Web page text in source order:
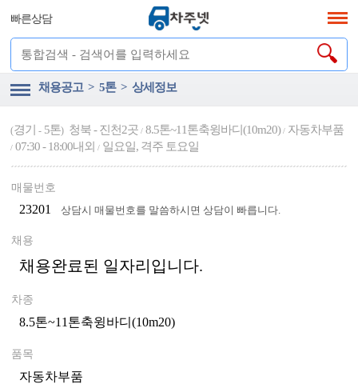
빠른상담
채용공고 > 5톤 > 상세정보
(경기 - 5톤) 청북 - 진천2곳/ 8.5톤~11톤축윙바디(10m20)/ 자동차부품
/ 07:30 - 18:00내외/ 일요일, 격주 토요일
매물번호
23201 상담시 매물번호를 말씀하시면 상담이 빠릅니다.
채용
채용완료된 일자리입니다.
차종
8.5톤~11톤축윙바디(10m20)
품목
자동차부품